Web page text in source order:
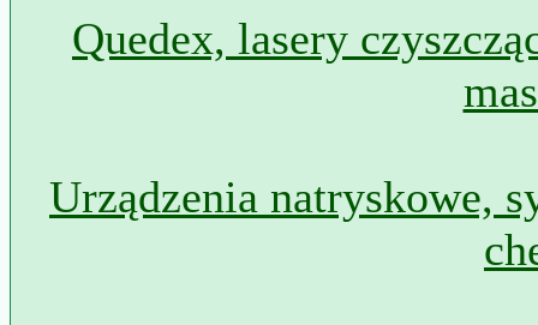
Quedex, lasery
Urządzenia natryskowe,